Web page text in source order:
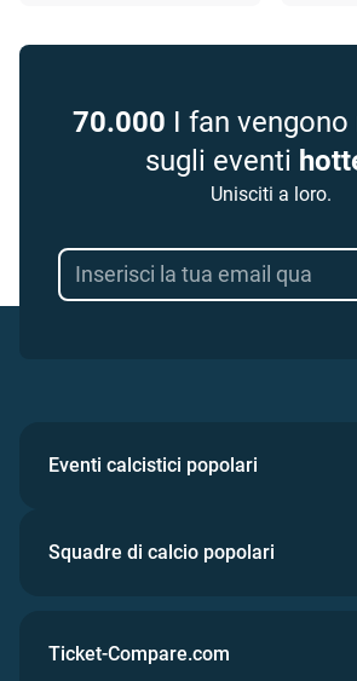
70.000 I fan
sugli eventi
Unisciti a loro.
Eventi calcistici popolari
Squadre di calcio popolari
Ticket-Compare.com